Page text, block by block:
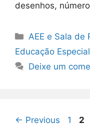
desenhos,
Categorias
AEE e Sala de
Educação Especial
Deixe um
← Previous Page
1 2